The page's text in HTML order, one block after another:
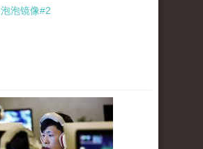
泡泡镜像#2